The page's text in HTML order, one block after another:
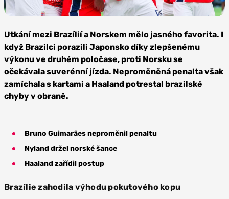
Profimedia
Utkání mezi Brazílií a Norskem mělo jasného favorita. I
když Brazilci porazili Japonsko díky zlepšenému
výkonu ve druhém poločase, proti Norsku se
očekávala suverénní jízda. Neproměněná penalta však
zamíchala s kartami a Haaland potrestal brazilské
chyby v obraně.
Bruno Guimarães neproměnil penaltu
Nyland držel norské šance
Haaland zařídil postup
Brazílie zahodila výhodu pokutového kopu